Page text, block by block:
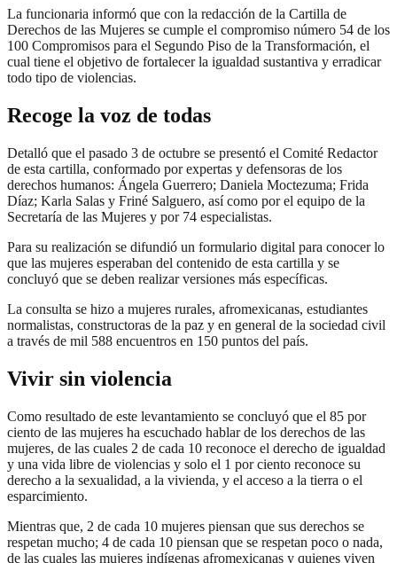
La funcionaria informó que con la redacción de la Cartilla de
Derechos de las Mujeres se cumple el compromiso número 54 de los
100 Compromisos para el Segundo Piso de la Transformación, el
cual tiene el objetivo de fortalecer la igualdad sustantiva y erradicar
todo tipo de violencias.
Recoge la voz de todas
Detalló que el pasado 3 de octubre se presentó el Comité Redactor
de esta cartilla, conformado por expertas y defensoras de los
derechos humanos: Ángela Guerrero; Daniela Moctezuma; Frida
Díaz; Karla Salas y Friné Salguero, así como por el equipo de la
Secretaría de las Mujeres y por 74 especialistas.
Para su realización se difundió un formulario digital para conocer lo
que las mujeres esperaban del contenido de esta cartilla y se
concluyó que se deben realizar versiones más específicas.
La consulta se hizo a mujeres rurales, afromexicanas, estudiantes
normalistas, constructoras de la paz y en general de la sociedad civil
a través de mil 588 encuentros en 150 puntos del país.
Vivir sin violencia
Como resultado de este levantamiento se concluyó que el 85 por
ciento de las mujeres ha escuchado hablar de los derechos de las
mujeres, de las cuales 2 de cada 10 reconoce el derecho de igualdad
y una vida libre de violencias y solo el 1 por ciento reconoce su
derecho a la sexualidad, a la vivienda, y el acceso a la tierra o el
esparcimiento.
Mientras que, 2 de cada 10 mujeres piensan que sus derechos se
respetan mucho; 4 de cada 10 piensan que se respetan poco o nada,
de las cuales las mujeres indígenas afromexicanas y quienes viven